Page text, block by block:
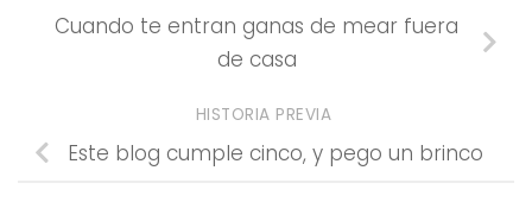
Cuando te entran ganas de mear fuera
de casa
HISTORIA PREVIA
Este blog cumple cinco, y pego un brinco